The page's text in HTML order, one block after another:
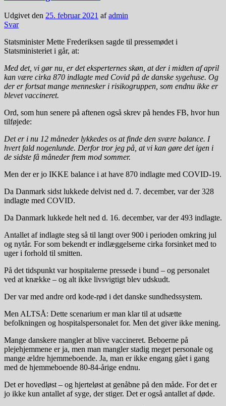
Udgivet den 25. februar 2021 afadmin
Svar
Statsminister Mette Frederiksen sagde til pressemødet i
Statsministeriet i går, at:
Med det, vi gør nu, er det eksperternes skøn, at der i midten af april
kan være cirka 870 indlagte med Covid på de danske sygehuse. Og
der er fortsat mange mennesker i risikogruppen, som endnu ikke er
blevet vaccineret.
Ord, som hun senere på aftenen også skrev på hendes FB, hvor hun
tilføjede:
Det er i nu 12 måneder lykkedes os at finde den svære balance. I
hvert fald nogenlunde. Derfor tror jeg på, at vi kan gøre det igen i
de sidste få måneder frem mod sommer.
Men der er jo IKKE balance i at have 870 indlagte med COVID-19.
Da Danmark sidst lukkede delvist ned d. 7. december, var der 328
indlagte med COVID.
Da Danmark lukkede helt ned d. 16. december, var der 493 indlagte.
Antallet af indlagte steg så til langt over 900 i perioden omkring jul
og nytår. For som bekendt er indlæggelserne cirka forsinket med to
uger i forhold til smitten.
På det tidspunkt var hospitalerne pressede i bund – og personalet
ved at knække – og alt ikke livsvigtigt blev udskudt.
Der var med andre ord kode-rød i det danske sundhedssystem.
Men ALTSÅ: Dette scenarium er man klar til at udsætte
befolkningen og hospitalspersonalet for. Men det giver ikke mening.
Mange danskere mangler at blive vaccineret. Beboerne på
plejehjemmene er ja, men man mangler stadig meget personale og
mange ældre hjemmeboende. Ja, man er ikke engang gået i gang
med de hjemmeboende 80-84-årige endnu.
Det er hovedløst – og hjerteløst at genåbne på den måde. For det er
jo ikke kun antallet af syge, der stiger. Det er også antallet af døde.